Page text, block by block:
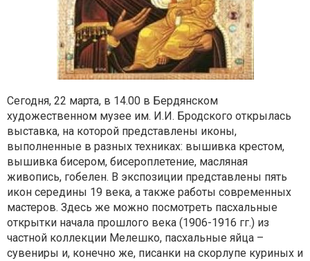
Сегодня, 22 марта, в 14.00 в Бердянском
художественном музее им. И.И. Бродского открылась
выставка, на которой представлены иконы,
выполненные в разных техниках: вышивка крестом,
вышивка бисером, бисероплетение, масляная
живопись, гобелен. В экспозиции представлены пять
икон середины 19 века, а также работы современных
мастеров. Здесь же можно посмотреть пасхальные
открытки начала прошлого века (1906-1916 гг.) из
частной коллекции Мелешко, пасхальные яйца –
сувениры и, конечно же, писанки на скорлупе куриных и